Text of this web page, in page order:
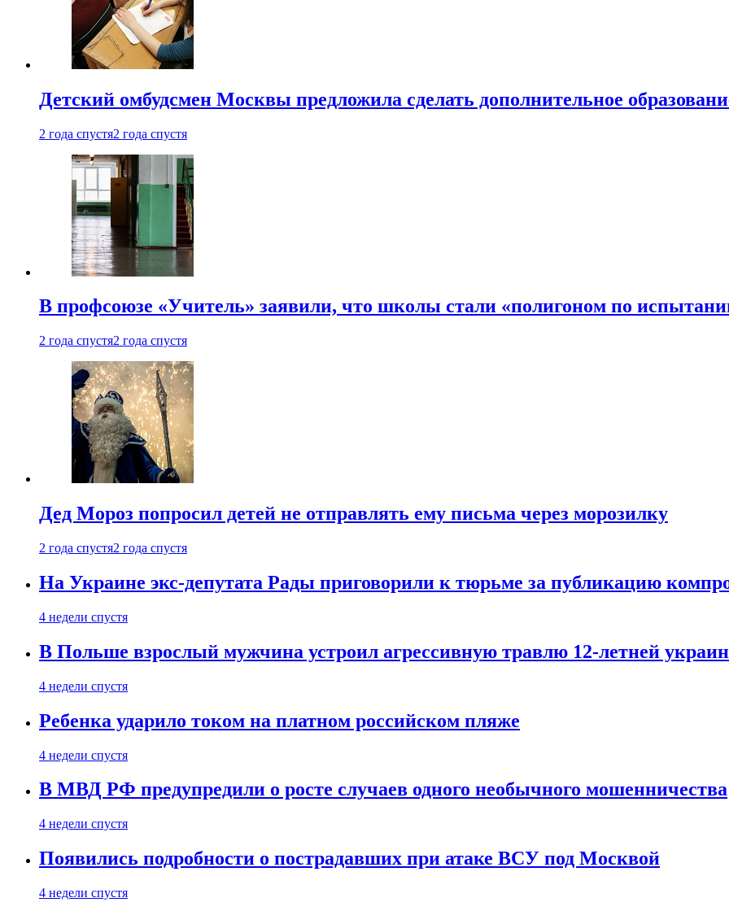
Детский омбудсмен Москвы предложила сделать дополнительное
2 года спустя2 года спустя
В профсоюзе «Учитель» заявили, что школы стали «полигоном по
2 года спустя2 года спустя
Дед Мороз попросил детей не отправлять ему письма через морозилку
2 года спустя2 года спустя
На Украине экс-депутата Рады приговорили к тюрьме за публикацию
4 недели спустя
В Польше взрослый мужчина устроил агрессивную травлю 12-летней
4 недели спустя
Ребенка ударило током на платном российском пляже
4 недели спустя
В МВД РФ предупредили о росте случаев одного необычного мошенничества
4 недели спустя
Появились подробности о пострадавших при атаке ВСУ под Москвой
4 недели спустя